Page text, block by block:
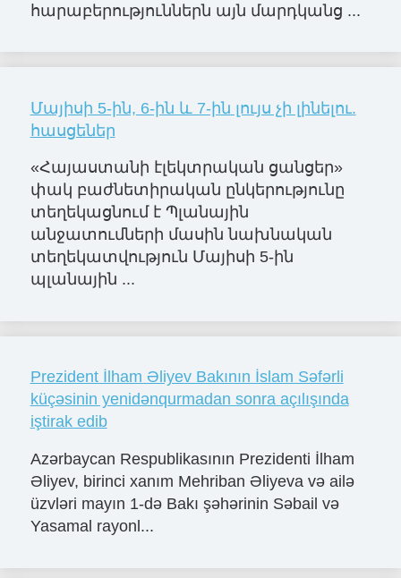
հարաբերություններն այն մարդկանց ...
Մայիսի 5-ին, 6-ին և 7-ին լույս չի լինելու.
հասցեներ
«Հայաստանի էլեկտրական ցանցեր»
փակ բաժնետիրական ընկերությունը
տեղեկացնում է Պլանային
անջատումների մասին նախնական
տեղեկատվություն Մայիսի 5-ին
պլանային ...
Prezident İlham Əliyev Bakının İslam Səfərli
küçəsinin yenidənqurmadan sonra açılışında
iştirak edib
Azərbaycan Respublikasının Prezidenti İlham
Əliyev, birinci xanım Mehriban Əliyeva və ailə
üzvləri mayın 1-də Bakı şəhərinin Səbail və
Yasamal rayonl...